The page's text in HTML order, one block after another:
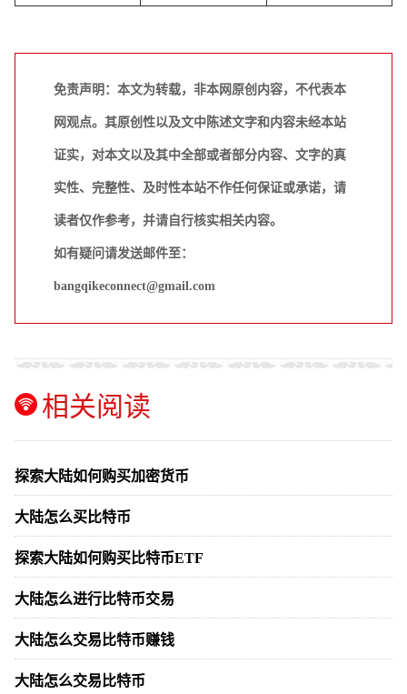
免责声明：本文为转载，非本网原创内容，不代表本
网观点。其原创性以及文中陈述文字和内容未经本站
证实，对本文以及其中全部或者部分内容、文字的真
实性、完整性、及时性本站不作任何保证或承诺，请
读者仅作参考，并请自行核实相关内容。
如有疑问请发送邮件至：
bangqikeconnect@gmail.com
相关阅读
探索大陆如何购买加密货币
大陆怎么买比特币
探索大陆如何购买比特币ETF
大陆怎么进行比特币交易
大陆怎么交易比特币赚钱
大陆怎么交易比特币